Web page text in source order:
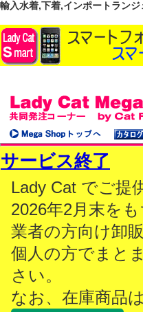
輸入水着,下着,インポートラン
サービス終了
Lady Cat でご提
2026年2月末を
業者の方向け卸
個人の方でまと
さい。
なお、在庫商品